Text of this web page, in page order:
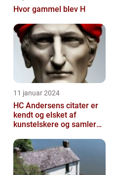
Hvor gammel blev H
11 januar 2024
HC Andersens citater er
kendt og elsket af
kunstelskere og samlere